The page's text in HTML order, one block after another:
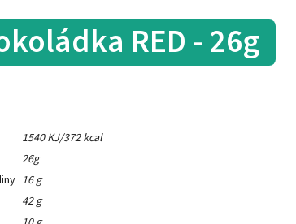
RED - 26g
1540 KJ/372 kcal
26g
16 g
42 g